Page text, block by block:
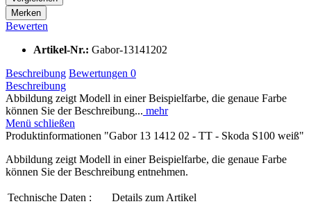
Merken
Bewerten
Artikel-Nr.: Gabor-13141202
Beschreibung Bewertungen 0
Beschreibung
Abbildung zeigt Modell in einer Beispielfarbe, die genaue Farbe
können Sie der Beschreibung... mehr
Menü schließen
Produktinformationen "Gabor 13 1412 02 - TT - Skoda S100 weiß"
Abbildung zeigt Modell in einer Beispielfarbe, die genaue Farbe
können Sie der Beschreibung entnehmen.
Technische Daten :
Details zum Artikel